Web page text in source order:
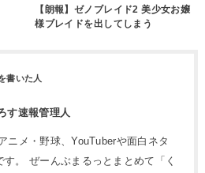
【朗報】ゼノブレイド2 美少女お嬢
様ブレイドを出してしまう
す速報管理人
ニメ・野球、YouTuberや面白ネタ
。 ぜーんぶまるっとまとめて「く